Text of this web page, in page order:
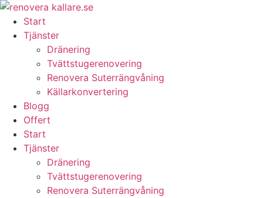
Skip
content
Start
Tjänster
Dränering
Tvättstugerenovering
Renovera Suterrängvåning
Källarkonvertering
Blogg
Offert
Start
Tjänster
Dränering
Tvättstugerenovering
Renovera Suterrängvåning